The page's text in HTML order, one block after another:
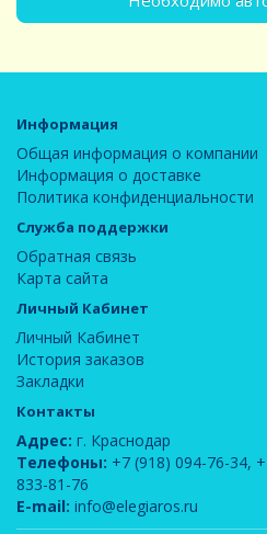
Информация
Общая информация о компании
Информация о доставке
Политика конфиденциальности
Служба поддержки
Обратная связь
Карта сайта
Личный Кабинет
Личный Кабинет
История заказов
Закладки
Контакты
Адрес: г. Краснодар
Телефоны: +7 (918) 094-76-34,
833-81-76
E-mail: info@elegiaros.ru